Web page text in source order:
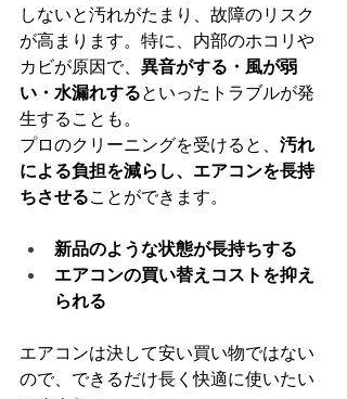
しないと汚れがたまり、故障のリスク
が高まります。特に、内部のホコリや
カビが原因で、 異音がする・風が弱
い・水漏れするといったトラブルが発
生することも。
プロのクリーニングを受けると、 汚れ
による負担を減らし、エアコンを長持
ちさせることができます。
新品のような状態が長持ちする
エアコンの買い替えコストを抑え
られる
エアコンは決して安い買い物ではない
ので、できるだけ長く快適に使いたい